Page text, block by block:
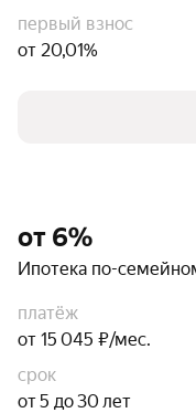
первый взнос
от 20,01%
от 6%
Ипотека по-
платёж
от 15 045 ₽/мес.
срок
от 5 до 30 лет